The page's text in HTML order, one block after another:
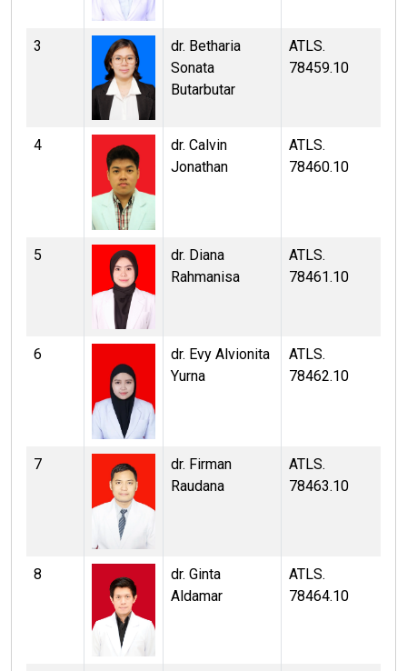
3
dr. Betharia
Sonata
Butarbutar
ATLS.
78459.10
4
dr. Calvin
Jonathan
ATLS.
78460.10
5
dr. Diana
Rahmanisa
ATLS.
78461.10
6
dr. Evy Alvionita
Yurna
ATLS.
78462.10
7
dr. Firman
Raudana
ATLS.
78463.10
8
dr. Ginta
Aldamar
ATLS.
78464.10